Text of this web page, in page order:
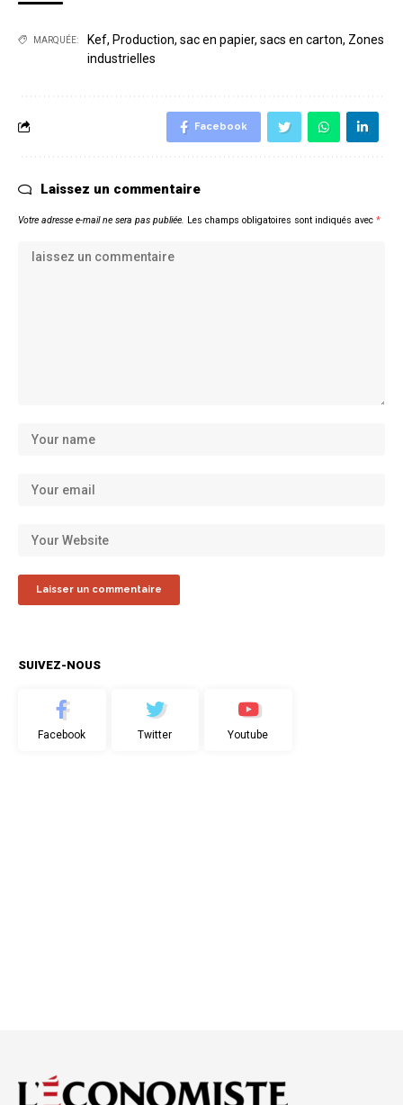
MARQUÉE: Kef, Production, sac en papier, sacs en carton, Zones
industrielles
Facebook
Laissez un commentaire
Votre adresse e-mail ne sera pas publiée. Les champs obligatoires sont indiqués avec *
SUIVEZ-NOUS
Facebook Twitter Youtube